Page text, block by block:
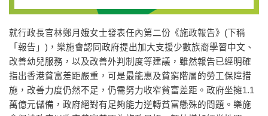
就行政長官林鄭月娥女士發表任內第二份《施政報告》(下稱
「報告」)，樂施會認同政府提出加大支援少數族裔學習中文、
改善幼兒服務，以及改善外判制度等建議，雖然報告已經明確
指出香港貧富差距嚴重，可是最能惠及貧窮階層的勞工保障措
施，改善力度仍然不足，仍需努力收窄貧富差距。政府坐擁1.1
萬億元儲備，政府絕對有足夠能力逆轉貧富懸殊的問題。樂施